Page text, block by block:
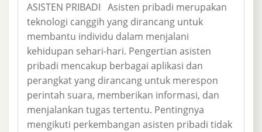
ASISTEN PRIBADI Asisten pribadi merupakan
teknologi canggih yang dirancang untuk
membantu individu dalam menjalani
kehidupan sehari-hari. Pengertian asisten
pribadi mencakup berbagai aplikasi dan
perangkat yang dirancang untuk merespon
perintah suara, memberikan informasi, dan
menjalankan tugas tertentu. Pentingnya
mengikuti perkembangan asisten pribadi tidak